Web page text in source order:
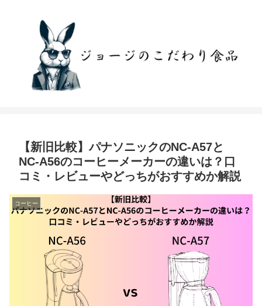
【新旧比較】パナソニックのNC-A57と
NC-A56のコーヒーメーカーの違いは？口
コミ・レビューやどっちがおすすめか解説
コーヒー